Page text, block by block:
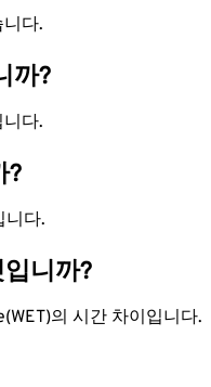
다.
까?
다.
?
니다.
니까?
의 시간 차이입니다.